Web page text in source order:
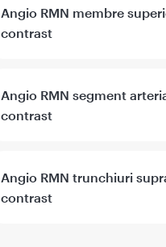
Angio RMN membre
contrast
Angio RMN segment
contrast
Angio RMN trunchiuri
contrast